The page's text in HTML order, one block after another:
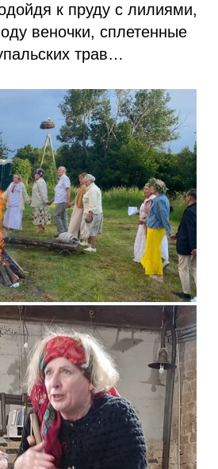
к пруду с лилиями,
веночки, сплетенные
трав…